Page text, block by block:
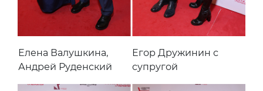
Елена Валушкина,
Андрей Руденский
Егор Дружинин с
супругой